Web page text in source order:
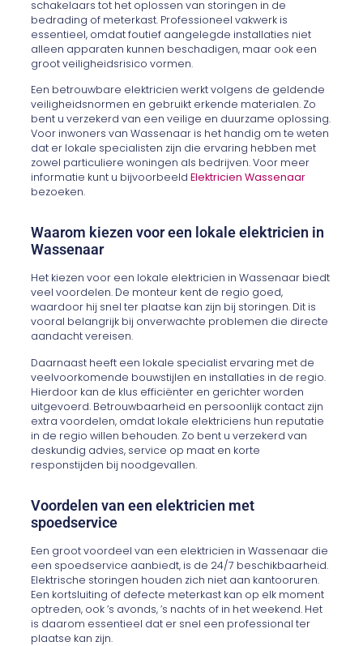
schakelaars tot het oplossen van storingen in de
bedrading of meterkast. Professioneel vakwerk is
essentieel, omdat foutief aangelegde installaties niet
alleen apparaten kunnen beschadigen, maar ook een
groot veiligheidsrisico vormen.
Een betrouwbare elektricien werkt volgens de geldende
veiligheidsnormen en gebruikt erkende materialen. Zo
bent u verzekerd van een veilige en duurzame oplossing.
Voor inwoners van Wassenaar is het handig om te weten
dat er lokale specialisten zijn die ervaring hebben met
zowel particuliere woningen als bedrijven. Voor meer
informatie kunt u bijvoorbeeldElektricien Wassenaar
bezoeken.
Waarom kiezen voor een lokale elektricien in
Wassenaar
Het kiezen voor een lokale elektricien in Wassenaar biedt
veel voordelen. De monteur kent de regio goed,
waardoor hij snel ter plaatse kan zijn bij storingen. Dit is
vooral belangrijk bij onverwachte problemen die directe
aandacht vereisen.
Daarnaast heeft een lokale specialist ervaring met de
veelvoorkomende bouwstijlen en installaties in de regio.
Hierdoor kan de klus efficiënter en gerichter worden
uitgevoerd. Betrouwbaarheid en persoonlijk contact zijn
extra voordelen, omdat lokale elektriciens hun reputatie
in de regio willen behouden. Zo bent u verzekerd van
deskundig advies, service op maat en korte
responstijden bij noodgevallen.
Voordelen van een elektricien met
spoedservice
Een groot voordeel van een elektricien in Wassenaar die
een spoedservice aanbiedt, is de 24/7 beschikbaarheid.
Elektrische storingen houden zich niet aan kantooruren.
Een kortsluiting of defecte meterkast kan op elk moment
optreden, ook ’s avonds, ’s nachts of in het weekend. Het
is daarom essentieel dat er snel een professional ter
plaatse kan zijn.